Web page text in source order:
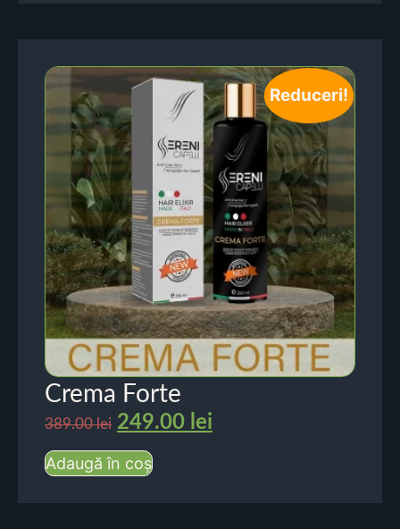
Reduceri!
Crema Forte
389.00lei 249.00 lei
Adaugă în coș